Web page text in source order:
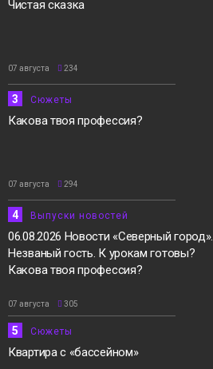
Чистая сказка
07 августа 234
3 Сюжеты
Какова твоя профессия?
07 августа 294
4 Выпуски новостей
06.08.2026 Новости «Северный город».
Незваный гость. К урокам готовы?
Какова твоя профессия?
07 августа 305
5 Сюжеты
Квартира с «бассейном»